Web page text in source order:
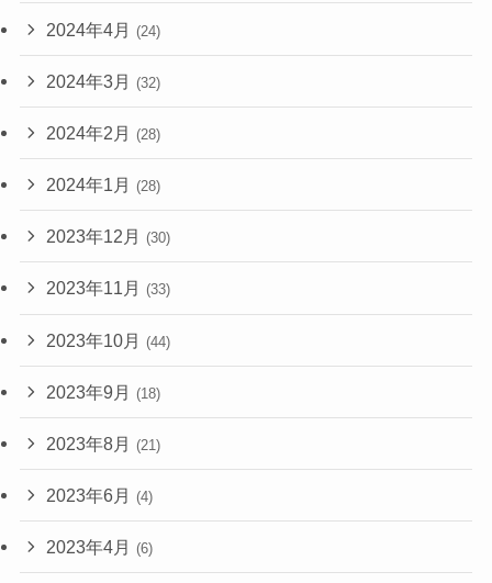
2024年4月 (24)
2024年3月 (32)
2024年2月 (28)
2024年1月 (28)
2023年12月 (30)
2023年11月 (33)
2023年10月 (44)
2023年9月 (18)
2023年8月 (21)
2023年6月 (4)
2023年4月 (6)